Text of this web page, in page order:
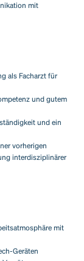
mit
als Facharzt für
und gutem
und ein
vorherigen
interdisziplinärer
mit
Geräten